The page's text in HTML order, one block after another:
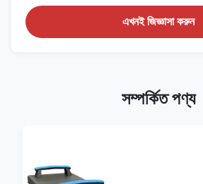
এখনই জিজ্ঞাসা করুন
সম্পর্কিত পণ্য